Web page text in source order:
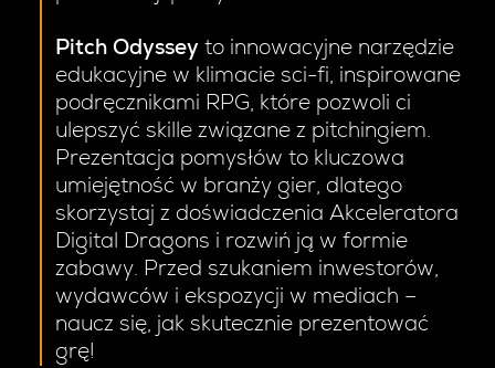
Pitch Odysseyto innowacyjne narzędzie
edukacyjne w klimacie sci-fi, inspirowane
podręcznikami RPG, które pozwoli ci
ulepszyć skille związane z pitchingiem.
Prezentacja pomysłów to kluczowa
umiejętność w branży gier, dlatego
skorzystaj z doświadczenia Akceleratora
Digital Dragons i rozwiń ją w formie
zabawy. Przed szukaniem inwestorów,
wydawców i ekspozycji w mediach –
naucz się, jak skutecznie prezentować
grę!